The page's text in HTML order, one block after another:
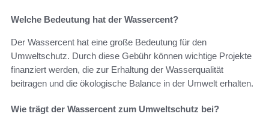
Welche Bedeutung hat der Wassercent?
Der Wassercent hat eine große Bedeutung für den
Umweltschutz. Durch diese Gebühr können wichtige Projekte
finanziert werden, die zur Erhaltung der Wasserqualität
beitragen und die ökologische Balance in der Umwelt erhalten.
Wie trägt der Wassercent zum Umweltschutz bei?